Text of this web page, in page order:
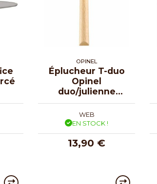
OPINEL
Éplucheur T-duo
Opinel
duo/julienne
manche bois et
rouge
WEB
EN STOCK !
13,90 €